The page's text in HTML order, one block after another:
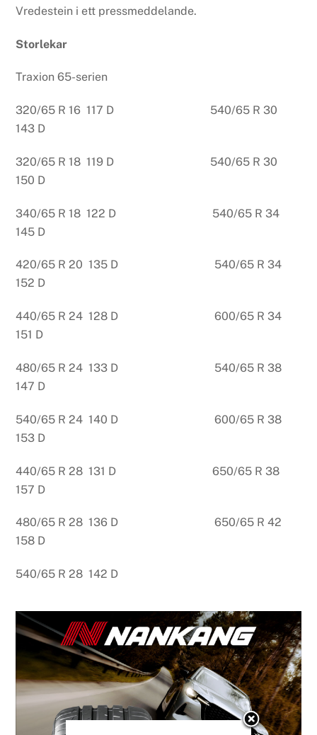
Vredestein i ett pressmeddelande.
Storlekar
Traxion 65-serien
320/65 R 16 117 D 540/65 R 30
143 D
320/65 R 18 119 D 540/65 R 30
150 D
340/65 R 18 122 D 540/65 R 34
145 D
420/65 R 20 135 D 540/65 R 34
152 D
440/65 R 24 128 D 600/65 R 34
151 D
480/65 R 24 133 D 540/65 R 38
147 D
540/65 R 24 140 D 600/65 R 38
153 D
440/65 R 28 131 D 650/65 R 38
157 D
480/65 R 28 136 D 650/65 R 42
158 D
540/65 R 28 142 D